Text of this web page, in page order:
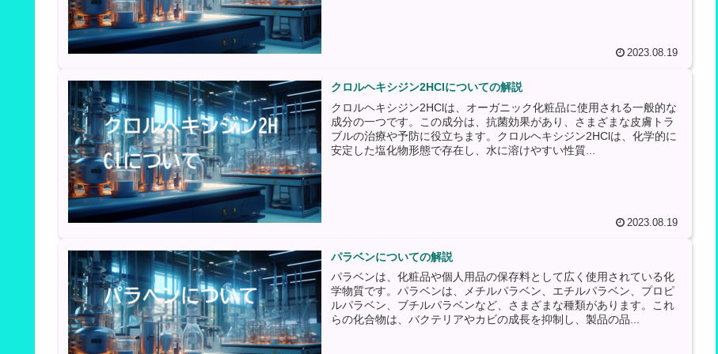
2023.08.19
クロルヘキシジン2HClについての解説
クロルヘキシジン2HClは、オーガニック化粧品に使用される一般的な
成分の一つです。この成分は、抗菌効果があり、さまざまな皮膚トラ
ブルの治療や予防に役立ちます。クロルヘキシジン2HClは、化学的に
安定した塩化物形態で存在し、水に溶けやすい性質...
2023.08.19
パラベンについての解説
パラベンは、化粧品や個人用品の保存料として広く使用されている化
学物質です。パラベンは、メチルパラベン、エチルパラベン、プロピ
ルパラベン、ブチルパラベンなど、さまざまな種類があります。これ
らの化合物は、バクテリアやカビの成長を抑制し、製品の品...